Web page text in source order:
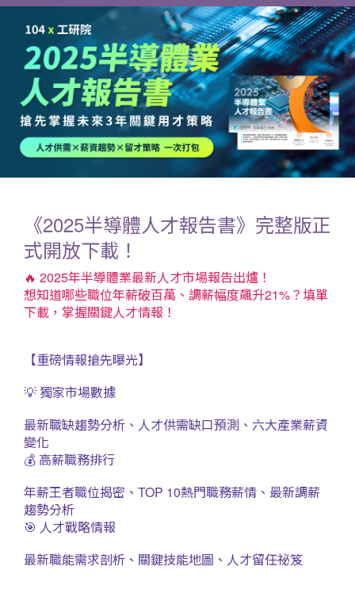
《2025半導體人才報告書》完整版正
式開放下載！
🔥 2025年半導體業最新人才市場報告出爐！
想知道哪些職位年薪破百萬、調薪幅度飆升21%？填單
下載，掌握關鍵人才情報！
【重磅情報搶先曝光】
💡 獨家市場數據
最新職缺趨勢分析、人才供需缺口預測、六大產業薪資
變化
💰 高薪職務排行
年薪王者職位揭密、TOP 10熱門職務薪情、最新調薪
趨勢分析
🎯 人才戰略情報
最新職能需求剖析、關鍵技能地圖、人才留任祕笈